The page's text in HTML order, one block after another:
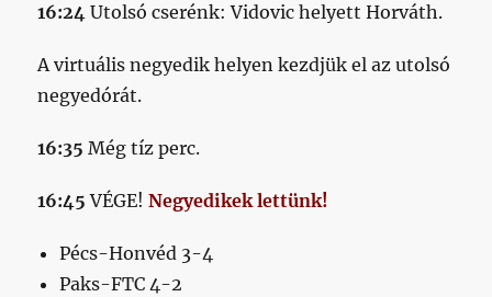
16:24 Utolsó cserénk: Vidovic helyett Horváth.
A virtuális negyedik helyen kezdjük el az utolsó
negyedórát.
16:35Még tíz perc.
16:45 VÉGE!Negyedikek lettünk!
Pécs-Honvéd 3-4
Paks-FTC 4-2